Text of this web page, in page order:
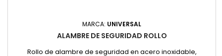
MARCA: UNIVERSAL
ALAMBRE DE SEGURIDAD ROLLO
Rollo de alambre de seguridad en acero inoxidable,